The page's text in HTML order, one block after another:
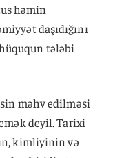
həmin
daşıdığını
tələbi
məhv edilməsi
deyil. Tarixi
kimliyinin və